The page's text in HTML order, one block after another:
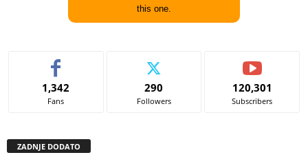
this one.
1,342
Fans
290
Followers
120,301
Subscribers
ZADNJE DODATO